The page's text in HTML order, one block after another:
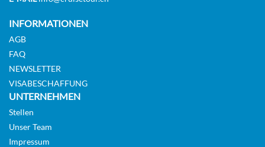
INFORMATIONEN
AGB
FAQ
NEWSLETTER
VISABESCHAFFUNG
UNTERNEHMEN
Stellen
Unser Team
Impressum